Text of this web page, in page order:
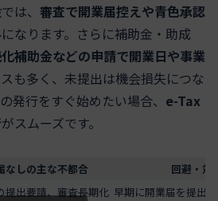
は、 審査で開業届控えや青色承認
になります。さらに補助金・助成
補助金などの申請で開業日や事業
も多く、未提出は機会損失につな
発行をすぐ始めたい場合、 e-Tax
がスムーズです。
なしの主な不都合
回避・対
提出要請、審査長期化 早期に開業届を提出